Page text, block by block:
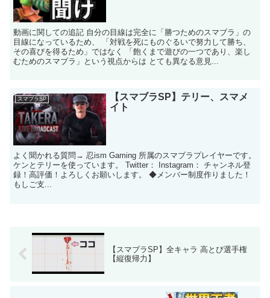
動画に関しての追記 自分の目線は完全に「勝つためのスマブラ」の
目線になっているため、 「対戦を死にものぐるいで努力して勝ち、
その喜びを得るため」ではなく 「飽くまで遊びの一つであり、楽し
むためのスマブラ」という視点からは とても異なる意見...
スマブラSP
【スマブラSP】テリー、スマメ
イト
よく聞かれる質問→ 忍ism Gaming 所属のスマブラプレイヤーです。
ケンとテリーを使っています。 Twitter： Instagram： チャンネル登
録！高評価！よろしくお願いします。 ◆メンバー制度作りました！
もしご支...
【スマブラSP】全キャラ 高とび選手権
【縦復帰力】